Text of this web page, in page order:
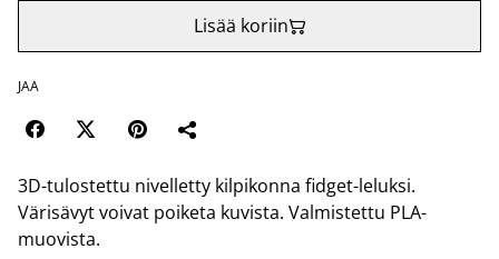
Lisää koriin
JAA
3D-tulostettu nivelletty kilpikonna fidget-leluksi.
Värisävyt voivat poiketa kuvista. Valmistettu PLA-
muovista.